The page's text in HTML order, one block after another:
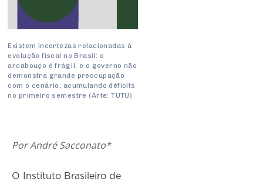
Prêmio de Sustentabilidade
Conselho de Serviços
Conselho de Sustentabilidade
Conselho de Comércio Eletrônico
Existem incertezas relacionadas à
evolução fiscal no Brasil: o
arcabouço é frágil, e o governo não
demonstra grande preocupação
com o cenário, acumulando déficits
no primeiro semestre (Arte: TUTU)
Por André Sacconato*
O Instituto Brasileiro de